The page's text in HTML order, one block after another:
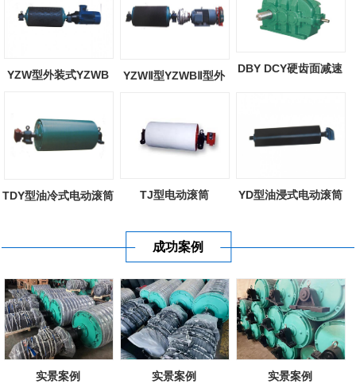
YZW型外装式YZWB
YZWⅡ型YZWBⅡ型外
DBY DCY硬齿面减速
TDY型油冷式电动滚筒 TJ型电动滚筒 YD型油浸式电动滚筒
成功案例
实景案例 实景案例 实景案例